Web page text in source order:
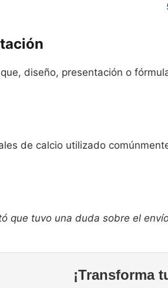
diseño, presentación o
de calcio utilizado
que tuvo una duda sobre el
¡Transforma